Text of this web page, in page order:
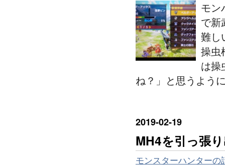
モン
で新
難し
操虫
は操
ね？」と思うよう
2019-02-19
MH4を引っ張
モンスターハンターの